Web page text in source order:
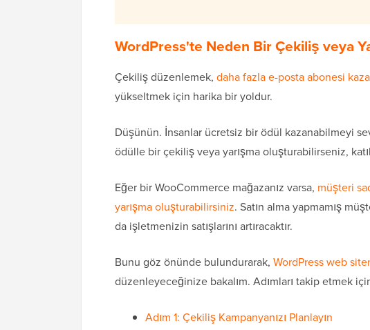
WordPress'te Neden Bir Çekiliş veya
Çekiliş düzenlemek, daha fazla e-posta abonesi
yükseltmek için harika bir yoldur.
Düşünün. İnsanlar ücretsiz bir ödül kazanabilmeyi
ödülle bir çekiliş veya yarışma oluşturabilirseniz,
Eğer bir WooCommerce mağazanız varsa, müşteri
yarışma oluşturabilirsiniz. Satın alma yapmamış
da işletmenizin satışlarını artıracaktır.
Bunu göz önünde bulundurarak, WordPress web
düzenleyeceğinize bakalım. Adımları takip etmek
Adım 1: Çekiliş Kampanyanızı Planlayın